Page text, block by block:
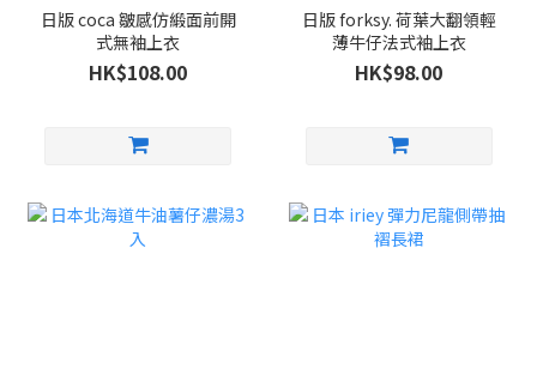
日版 coca 皺感仿緞面前開
式無袖上衣
HK$108.00
日版 forksy. 荷葉大翻領輕
薄牛仔法式袖上衣
HK$98.00